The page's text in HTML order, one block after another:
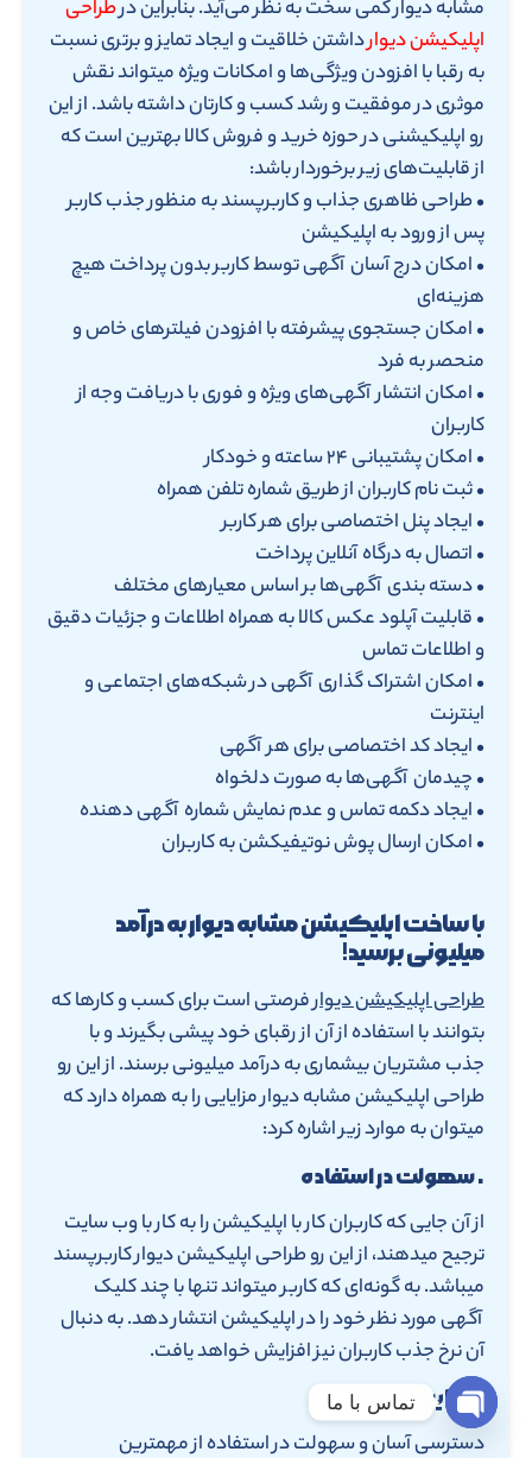
مشابه دیوار کمی سخت به نظر می‌آید. بنابراین درطراحی
اپلیکیشن دیوارداشتن خلاقیت و ایجاد تمایز و برتری نسبت
به رقبا با افزودن ویژگی‌ها و امکانات ویژه میتواند نقش
موثری در موفقیت و رشد کسب و کارتان داشته باشد. از این
رو اپلیکیشنی در حوزه خرید و فروش کالا بهترین است که
از قابلیت‌های زیر برخوردار باشد:
• طراحی ظاهری جذاب و کاربرپسند به منظور جذب کاربر
پس از ورود به اپلیکیشن
• امکان درج آسان آگهی توسط کاربر بدون پرداخت هیچ
هزینه‌ای
• امکان جستجوی پیشرفته با افزودن فیلترهای خاص و
منحصر به فرد
• امکان انتشار آگهی‌های ویژه و فوری با دریافت وجه از
کاربران
• امکان پشتیبانی ۲۴ ساعته و خودکار
• ثبت نام کاربران از طریق شماره تلفن همراه
• ایجاد پنل اختصاصی برای هر کاربر
• اتصال به درگاه آنلاین پرداخت
• دسته بندی آگهی‌ها بر اساس معیارهای مختلف
• قابلیت آپلود عکس کالا به همراه اطلاعات و جزئیات دقیق
و اطلاعات تماس
• امکان اشتراک گذاری آگهی در شبکه‌های اجتماعی و
اینترنت
• ایجاد کد اختصاصی برای هر آگهی
• چیدمان آگهی‌ها به صورت دلخواه
• ایجاد دکمه تماس و عدم نمایش شماره آگهی دهنده
• امکان ارسال پوش نوتیفیکشن به کاربران
با ساخت اپلیکیشن مشابه دیوار به درآمد
میلیونی برسید!
طراحی اپلیکیشن دیوارفرصتی است برای کسب و کارها که
بتوانند با استفاده از آن از رقبای خود پیشی بگیرند و با
جذب مشتریان بیشماری به درآمد میلیونی برسند. از این رو
طراحی اپلیکیشن مشابه دیوار مزایایی را به همراه دارد که
میتوان به موارد زیر اشاره کرد:
• سهولت در استفاده
از آن جایی که کاربران کار با اپلیکیشن را به کار با وب سایت
ترجیح میدهند، از این رو طراحی اپلیکیشن دیوار کاربرپسند
میباشد. به گونه‌ای که کاربر میتواند تنها با چند کلیک
آگهی مورد نظر خود را در اپلیکیشن انتشار دهد. به دنبال
آن نرخ جذب کاربران نیز افزایش خواهد یافت.
• افزایش فروش
دسترسی آسان و سهولت در استفاده از مهمترین
تماس با ما
Open chaty